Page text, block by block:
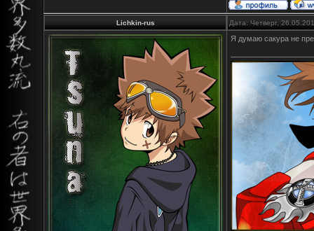
Lichkin-rus Дата: Четверг,
Я думаю сакура не